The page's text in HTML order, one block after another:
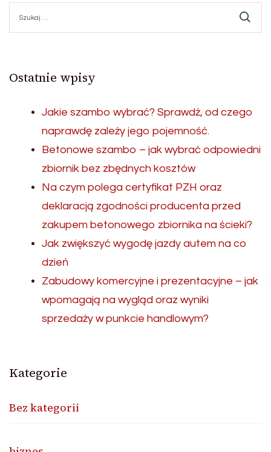
Ostatnie wpisy
Jakie szambo wybrać? Sprawdź, od czego
naprawdę zależy jego pojemność.
Betonowe szambo – jak wybrać odpowiedni
zbiornik bez zbędnych kosztów
Na czym polega certyfikat PZH oraz
deklaracją zgodności producenta przed
zakupem betonowego zbiornika na ścieki?
Jak zwiększyć wygodę jazdy autem na co
dzień
Zabudowy komercyjne i prezentacyjne – jak
wpomagają na wygląd oraz wyniki
sprzedaży w punkcie handlowym?
Kategorie
Bez kategorii